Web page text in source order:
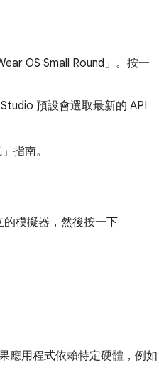
OS Small Round」 。按一
預設會選取最新的 API
」指南。
模擬器，然後按一下
應用程式依賴特定硬體，例如